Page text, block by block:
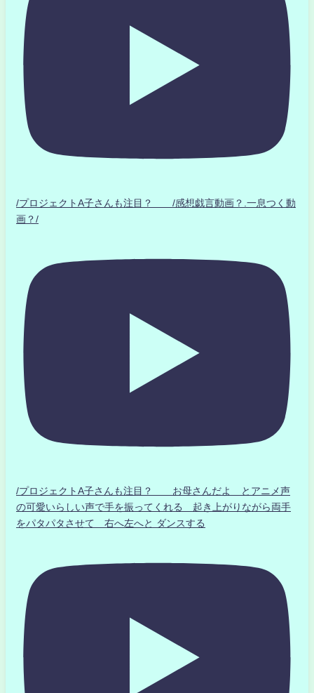
/プロジェクトA子さんも注目？ /感想戯言動画？.一息つく動
画？/
/プロジェクトA子さんも注目？ お母さんだよ とアニメ声
の可愛いらしい声で手を振ってくれる 起き上がりながら両手
をパタパタさせて 右へ左へと ダンスする